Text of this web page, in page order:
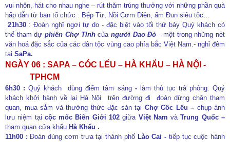
vui nhôn, hát cho nhau nghe – rút thăm trúng thưởng với những phần quà
hấp dẫn từ ban tổ chức : Bếp Từ, Nồi Cơm Diện, ấm Đun siêu tốc…
21h30 : Đoàn nghĩ ngơi tự do - đặc biệt vào tối thứ bảy Quý khách có
thể tham dựphiên Chợ Tìnhcủangười Dao Đỏ - một trong những nét
văn hoá đặc sắc của các dân tộc vùng cao phía bắc Việt Nam.- nghỉ đêm
tại SaPa.
NGÀY 06 : SAPA – CÓC LẾU – HÀ KHẨU – HÀ NỘI -
TPHCM
6h30 : Quý khách dùng điểm tâm sáng- làm thủ tục trả phòng. Quý
khách khởi hành về lại Hà Nội
trên đường đi
đoàn dừng chân tham
quan, mua sắm và thưởng thức đặc sản tại Chợ Cốc Lếu – chụp ảnh
lưu niệm tại cộc mốc Biên Giới 102giữaViệt NamvàTrung Quốc –
tham quan cửa khẩu Hà Khẩu .
11h00 :Đoàn dùng cơm trưa tại thành phốLào Cai - tiếp tục cuộc hành